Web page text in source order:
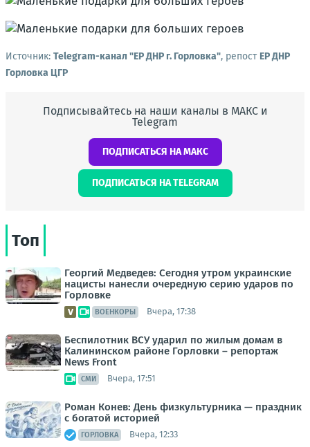
Источник: Telegram-канал "ЕР ДНР г. Горловка", репост ЕР ДНР
Горловка ЦГР
Подписывайтесь на наши каналы в МАКС и
Telegram
ПОДПИСАТЬСЯ НА МАКС
ПОДПИСАТЬСЯ НА TELEGRAM
Топ
Георгий Медведев: Сегодня утром украинские
нацисты нанесли очередную серию ударов по
Горловке
ВОЕНКОРЫ Вчера, 17:38
Беспилотник ВСУ ударил по жилым домам в
Калининском районе Горловки – репортаж
News Front
СМИ Вчера, 17:51
Роман Конев: День физкультурника — праздник
с богатой историей
ГОРЛОВКА Вчера, 12:33